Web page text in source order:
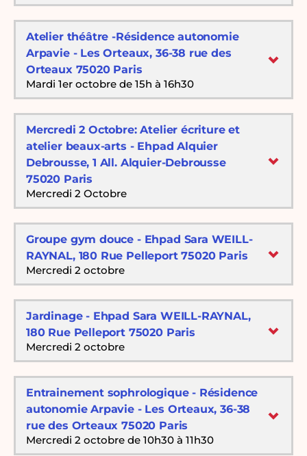
Atelier théâtre -Résidence autonomie
Arpavie - Les Orteaux, 36-38 rue des
Orteaux 75020 Paris
Mardi 1er octobre de 15h à 16h30
Mercredi 2 Octobre: Atelier écriture et
atelier beaux-arts - Ehpad Alquier
Debrousse, 1 All. Alquier-Debrousse
75020 Paris
Mercredi 2 Octobre
Groupe gym douce - Ehpad Sara WEILL-
RAYNAL, 180 Rue Pelleport 75020 Paris
Mercredi 2 octobre
Jardinage - Ehpad Sara WEILL-RAYNAL,
180 Rue Pelleport 75020 Paris
Mercredi 2 octobre
Entrainement sophrologique - Résidence
autonomie Arpavie - Les Orteaux, 36-38
rue des Orteaux 75020 Paris
Mercredi 2 octobre de 10h30 à 11h30